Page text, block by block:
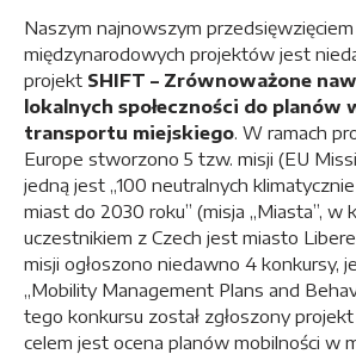
Naszym najnowszym
międzynarodowych projektów jest
projekt SHIFT – Zrównoważone
lokalnych społeczności do planów
transportu miejskiego. W ramach
Europe stworzono 5 tzw. misji (EU
jedną jest „100 neutralnych
miast do 2030 roku” (misja „Miasta”, w
uczestnikiem z Czech jest miasto
misji ogłoszono niedawno 4 konkursy,
„Mobility Management Plans and
tego konkursu został zgłoszony
celem jest ocena planów mobilności w